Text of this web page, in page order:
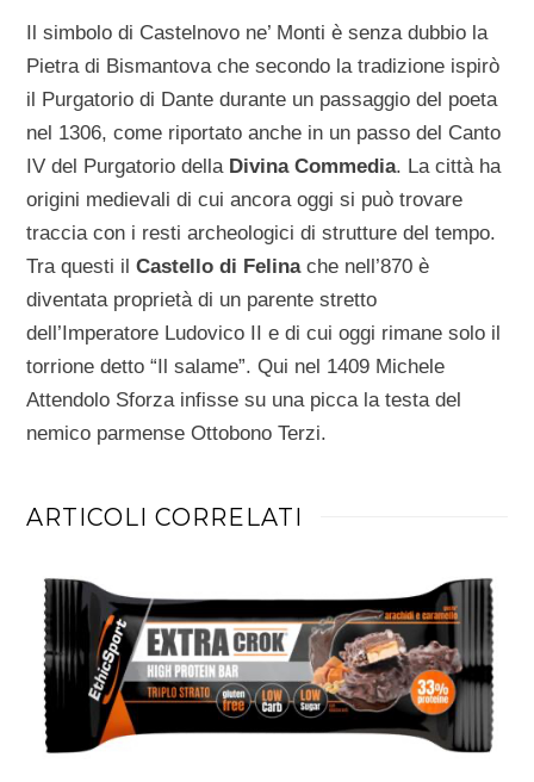
Il simbolo di Castelnovo ne’ Monti è senza dubbio la
Pietra di Bismantova che secondo la tradizione ispirò
il Purgatorio di Dante durante un passaggio del poeta
nel 1306, come riportato anche in un passo del Canto
IV del Purgatorio della Divina Commedia. La città ha
origini medievali di cui ancora oggi si può trovare
traccia con i resti archeologici di strutture del tempo.
Tra questi ilCastello di Felinache nell’870 è
diventata proprietà di un parente stretto
dell’Imperatore Ludovico II e di cui oggi rimane solo il
torrione detto “Il salame”. Qui nel 1409 Michele
Attendolo Sforza infisse su una picca la testa del
nemico parmense Ottobono Terzi.
ARTICOLI CORRELATI